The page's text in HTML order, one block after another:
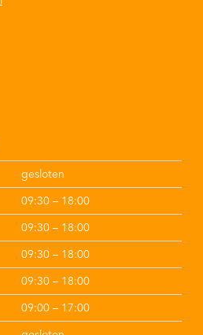
gesloten
09:30 – 18:00
09:30 – 18:00
09:30 – 18:00
09:30 – 18:00
09:00 – 17:00